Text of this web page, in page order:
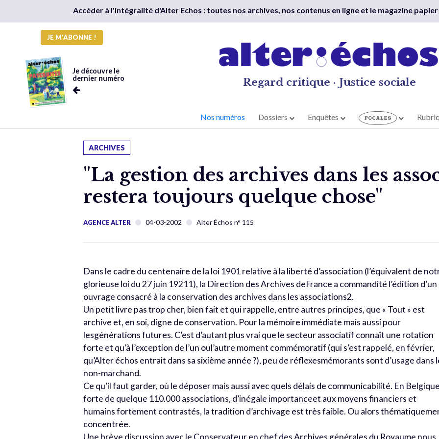
Accéder à l'intégralité d'Alter Echos : toutes nos archives, nos contenus en ligne et le magazine papier
JE M'ABONNE !
Je découvre le
dernier numéro
Regard critique · Justice sociale
Nos numéros Dossiers Enquêtes
ARCHIVES
"La gestion des archives dans les
restera toujours quelque chose"
AGENCE ALTER 04-03-2002 Alter Échos n° 115
Dans le cadre du centenaire de la loi 1901 relative à la liberté d’association (l’équivalent de
glorieuse loi du 27 juin 19211), la Direction des Archives deFrance a commandité l’édition d’un
ouvrage consacré à la conservation des archives dans les associations2.
Un petit livre pas trop cher, bien fait et qui rappelle, entre autres principes, que « Tout » est
archive et, en soi, digne de conservation. Pour la mémoire immédiate mais aussi pour
lesgénérations futures. C’est d’autant plus vrai que le secteur associatif connaît une rotation
forte et qu’à l’exception de l’un oul’autre moment commémoratif (qui s’est rappelé, en février,
qu’Alter échos entrait dans sa sixième année ?), peu de réflexesmémorants sont d’usage dans
non-marchand.
Ce qu’il faut garder, où le déposer mais aussi avec quels délais de communicabilité. En
forte de quelque 110.000 associations, d’inégale importanceet aux moyens financiers et
humains fortement contrastés, la tradition d’archivage est très faible. Ou alors
concentrée.
Une brève discussion avec le Conservateur en chef des Archives générales du Royaume nous